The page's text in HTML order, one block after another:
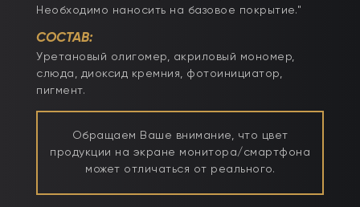
Необходимо наносить на базовое покрытие."
СОСТАВ:
Уретановый олигомер, акриловый мономер,
слюда, диоксид кремния, фотоинициатор,
пигмент.
Обращаем Ваше внимание, что цвет
продукции на экране монитора/смартфона
может отличаться от реального.